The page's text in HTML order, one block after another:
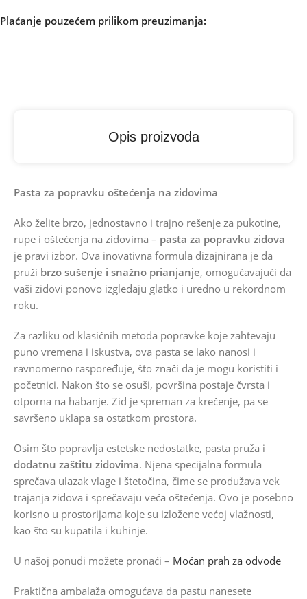
Plaćanje pouzećem prilikom preuzimanja:
Opis proizvoda
Pasta za popravku oštećenja na zidovima
Ako želite brzo, jednostavno i trajno rešenje za pukotine,
rupe i oštećenja na zidovima – pasta za popravku zidova
je pravi izbor. Ova inovativna formula dizajnirana je da
pruži brzo sušenje i snažno prianjanje, omogućavajući da
vaši zidovi ponovo izgledaju glatko i uredno u rekordnom
roku.
Za razliku od klasičnih metoda popravke koje zahtevaju
puno vremena i iskustva, ova pasta se lako nanosi i
ravnomerno raspoređuje, što znači da je mogu koristiti i
početnici. Nakon što se osuši, površina postaje čvrsta i
otporna na habanje. Zid je spreman za krečenje, pa se
savršeno uklapa sa ostatkom prostora.
Osim što popravlja estetske nedostatke, pasta pruža i
dodatnu zaštitu zidovima. Njena specijalna formula
sprečava ulazak vlage i štetočina, čime se produžava vek
trajanja zidova i sprečavaju veća oštećenja. Ovo je posebno
korisno u prostorijama koje su izložene većoj vlažnosti,
kao što su kupatila i kuhinje.
U našoj ponudi možete pronaći – Moćan prah za odvode
Praktična ambalaža omogućava da pastu nanesete